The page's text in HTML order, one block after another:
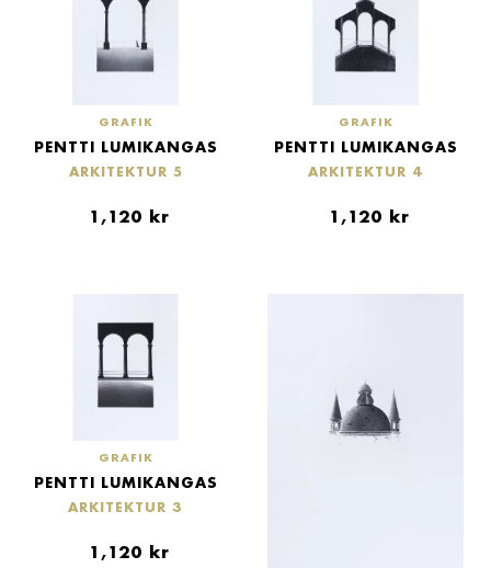
GRAFIK
PENTTI LUMIKANGAS
ARKITEKTUR 5
1,120 kr
GRAFIK
PENTTI LUMIKANGAS
ARKITEKTUR 4
1,120 kr
GRAFIK
PENTTI LUMIKANGAS
ARKITEKTUR 3
1,120 kr